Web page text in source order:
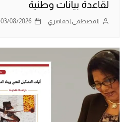
لقاعدة بيانات وطنية
المصطفى اجماهري 03/08/2026